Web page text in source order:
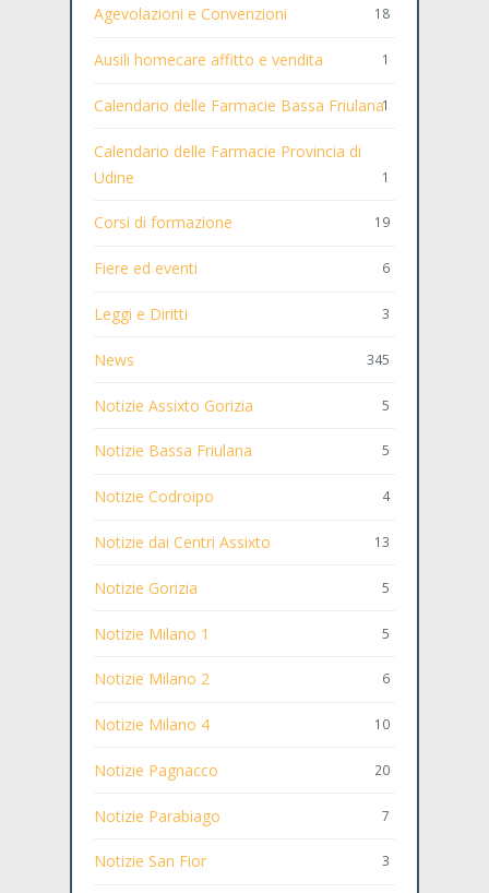
Agevolazioni e Convenzioni 18
Ausili homecare affitto e vendita 1
Calendario delle Farmacie Bassa Friulana1
Calendario delle Farmacie Provincia di
Udine
1
Corsi di formazione 19
Fiere ed eventi 6
Leggi e Diritti 3
News 345
Notizie Assixto Gorizia 5
Notizie Bassa Friulana 5
Notizie Codroipo 4
Notizie dai Centri Assixto 13
Notizie Gorizia 5
Notizie Milano 1 5
Notizie Milano 2 6
Notizie Milano 4 10
Notizie Pagnacco 20
Notizie Parabiago 7
Notizie San Fior 3